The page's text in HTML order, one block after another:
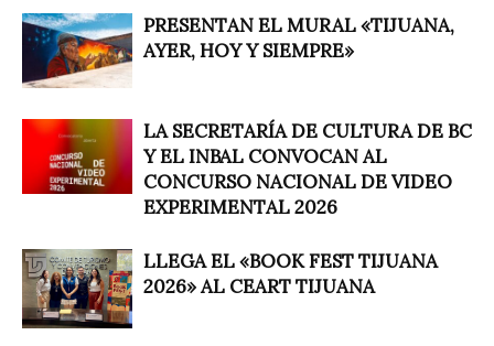
PRESENTAN EL MURAL «TIJUANA,
AYER, HOY Y SIEMPRE»
LA SECRETARÍA DE CULTURA DE BC
Y EL INBAL CONVOCAN AL
CONCURSO NACIONAL DE VIDEO
EXPERIMENTAL 2026
LLEGA EL «BOOK FEST TIJUANA
2026» AL CEART TIJUANA